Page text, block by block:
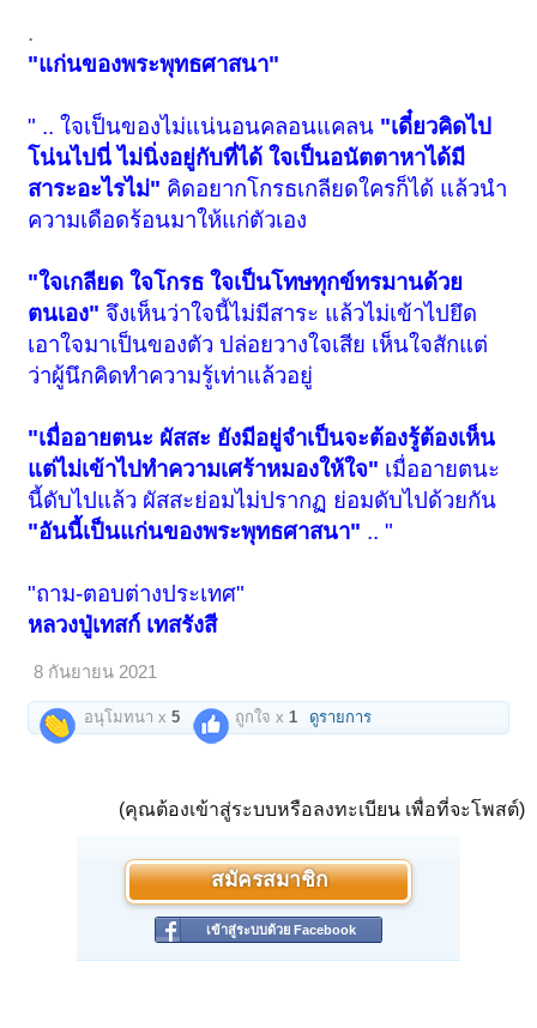
.
"แก่นของพระพุทธศาสนา"
" .. ใจเป็นของไม่แน่นอนคลอนแคลน "เดี๋ยวคิดไป
โน่นไปนี่ ไม่นิ่งอยู่กับที่ได้ ใจเป็นอนัตตาหาได้มี
สาระอะไรไม่" คิดอยากโกรธเกลียดใครก็ได้ แล้วนำ
ความเดือดร้อนมาให้แก่ตัวเอง
"ใจเกลียด ใจโกรธ ใจเป็นโทษทุกข์ทรมานด้วย
ตนเอง" จึงเห็นว่าใจนี้ไม่มีสาระ แล้วไม่เข้าไปยึด
เอาใจมาเป็นของตัว ปล่อยวางใจเสีย เห็นใจสักแต่
ว่าผู้นึกคิดทำความรู้เท่าแล้วอยู่
"เมื่ออายตนะ ผัสสะ ยังมีอยู่จำเป็นจะต้องรู้ต้องเห็น
แต่ไม่เข้าไปทำความเศร้าหมองให้ใจ" เมื่ออายตนะ
นี้ดับไปแล้ว ผัสสะย่อมไม่ปรากฏ ย่อมดับไปด้วยกัน
"อันนี้เป็นแก่นของพระพุทธศาสนา" .. "
"ถาม-ตอบต่างประเทศ"
หลวงปู่เทสก์ เทสรังสี
8 กันยายน 2021
อนุโมทนา x5 ถูกใจ x 1 ดูรายการ
(คุณต้องเข้าสู่ระบบหรือลงทะเบียน เพื่อที่จะโพสต์)
สมัครสมาชิก
เข้าสู่ระบบด้วย Facebook